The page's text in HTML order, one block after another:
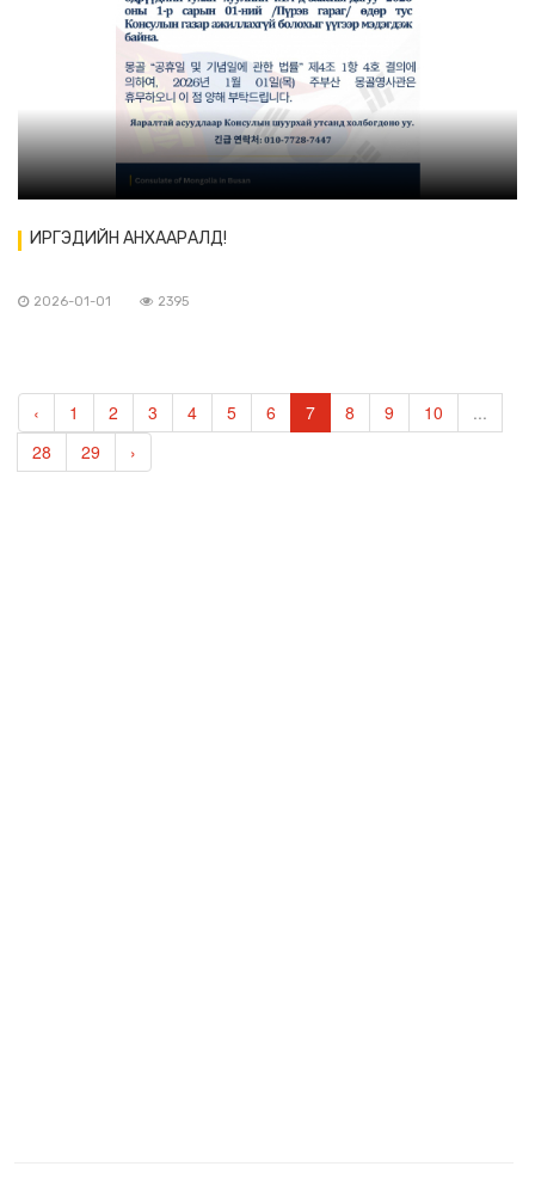
ИРГЭДИЙН АНХААРАЛД!
2026-01-01 2395
‹ 1 2 3 4 5 6 7 8 9 10
...
28
29 ›